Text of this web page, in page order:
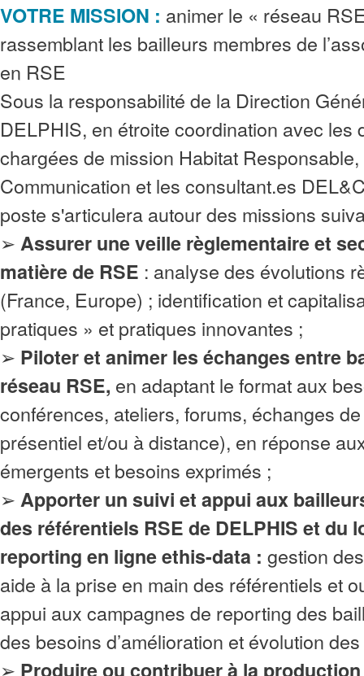
VOTRE MISSION : animer le « réseau
rassemblant les bailleurs membres de
en RSE
Sous la responsabilité de la Direction
DELPHIS, en étroite coordination avec les
chargées de mission Habitat
Communication et les consultant.es
poste s'articulera autour des missions
➢ Assurer une veille règlementaire et
matière de RSE : analyse des évolutions
(France, Europe) ; identification et
pratiques » et pratiques innovantes ;
➢ Piloter et animer les échanges entre
réseau RSE, en adaptant le format aux
conférences, ateliers, forums, échanges
présentiel et/ou à distance), en réponse
émergents et besoins exprimés ;
➢ Apporter un suivi et appui aux
des référentiels RSE de DELPHIS et du
reporting en ligne ethis-data : gestion
aide à la prise en main des référentiels et
appui aux campagnes de reporting des
des besoins d’amélioration et évolution
➢ Produire ou contribuer à la